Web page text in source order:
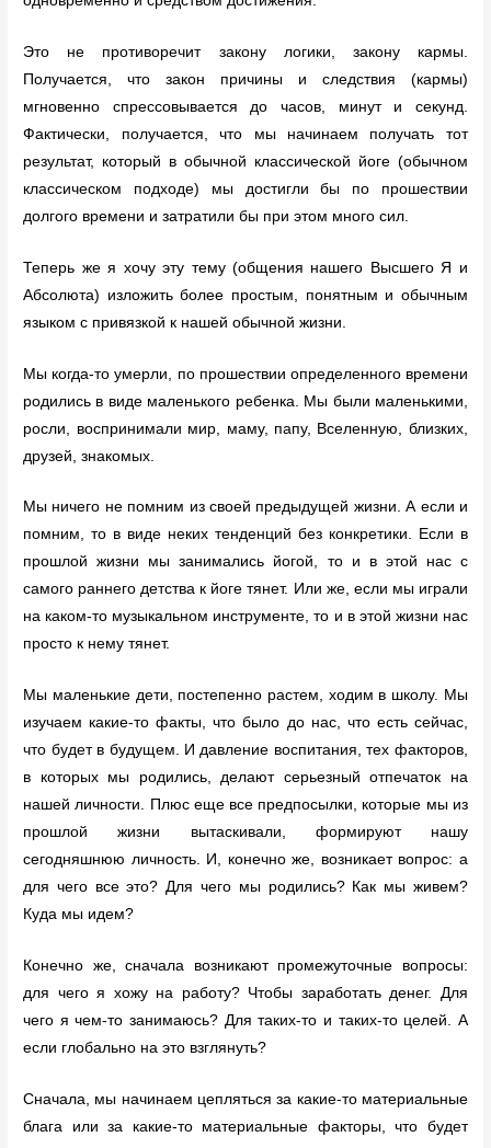
Это не противоречит закону логики, закону кармы.
Получается, что закон причины и следствия (кармы)
мгновенно спрессовывается до часов, минут и секунд.
Фактически, получается, что мы начинаем получать тот
результат, который в обычной классической йоге (обычном
классическом подходе) мы достигли бы по прошествии
долгого времени и затратили бы при этом много сил.
Теперь же я хочу эту тему (общения нашего Высшего Я и
Абсолюта) изложить более простым, понятным и обычным
языком с привязкой к нашей обычной жизни.
Мы когда-то умерли, по прошествии определенного времени
родились в виде маленького ребенка. Мы были маленькими,
росли, воспринимали мир, маму, папу, Вселенную, близких,
друзей, знакомых.
Мы ничего не помним из своей предыдущей жизни. А если и
помним, то в виде неких тенденций без конкретики. Если в
прошлой жизни мы занимались йогой, то и в этой нас с
самого раннего детства к йоге тянет. Или же, если мы играли
на каком-то музыкальном инструменте, то и в этой жизни нас
просто к нему тянет.
Мы маленькие дети, постепенно растем, ходим в школу. Мы
изучаем какие-то факты, что было до нас, что есть сейчас,
что будет в будущем. И давление воспитания, тех факторов,
в которых мы родились, делают серьезный отпечаток на
нашей личности. Плюс еще все предпосылки, которые мы из
прошлой жизни вытаскивали, формируют нашу
сегодняшнюю личность. И, конечно же, возникает вопрос: а
для чего все это? Для чего мы родились? Как мы живем?
Куда мы идем?
Конечно же, сначала возникают промежуточные вопросы:
для чего я хожу на работу? Чтобы заработать денег. Для
чего я чем-то занимаюсь? Для таких-то и таких-то целей. А
если глобально на это взглянуть?
Сначала, мы начинаем цепляться за какие-то материальные
блага или за какие-то материальные факторы, что будет